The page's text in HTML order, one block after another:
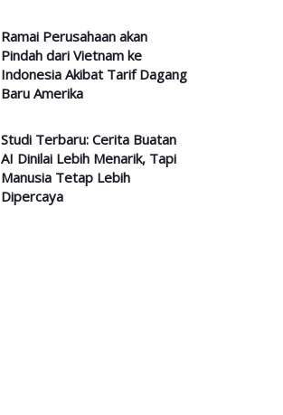
Ramai Perusahaan akan
Pindah dari Vietnam ke
Indonesia Akibat Tarif Dagang
Baru Amerika
Studi Terbaru: Cerita Buatan
AI Dinilai Lebih Menarik, Tapi
Manusia Tetap Lebih
Dipercaya